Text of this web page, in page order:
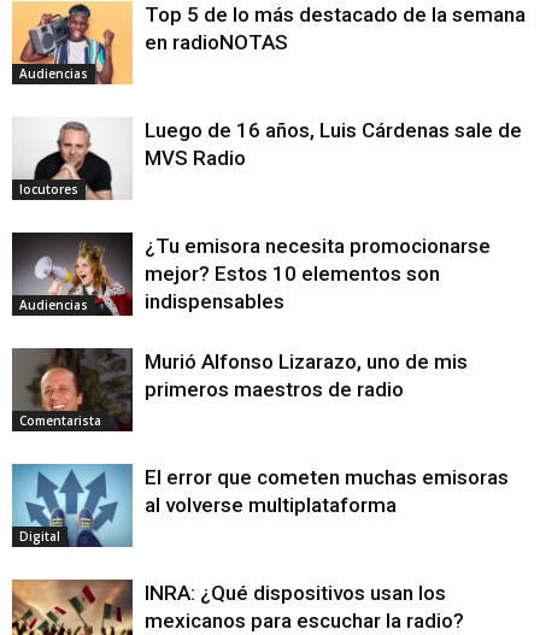
Audiencias
Top 5 de lo más destacado de la semana
en radioNOTAS
locutores
Luego de 16 años, Luis Cárdenas sale de
MVS Radio
Audiencias
¿Tu emisora necesita promocionarse
mejor? Estos 10 elementos son
indispensables
Comentarista
Murió Alfonso Lizarazo, uno de mis
primeros maestros de radio
Digital
El error que cometen muchas emisoras
al volverse multiplataforma
INRA: ¿Qué dispositivos usan los
mexicanos para escuchar la radio?